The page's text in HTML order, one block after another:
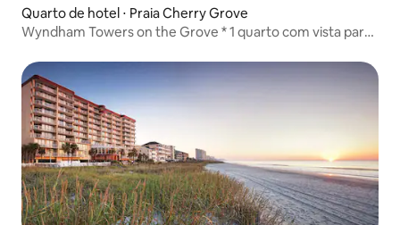
Quarto de hotel ⋅ Praia Cherry Grove
Wyndham Towers on the Grove * 1 quarto com vista para